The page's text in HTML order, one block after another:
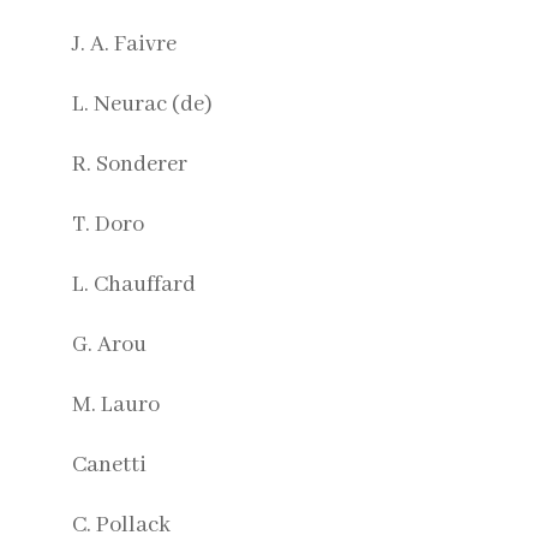
J. A. Faivre
L. Neurac (de)
R. Sonderer
T. Doro
L. Chauffard
G. Arou
M. Lauro
Canetti
C. Pollack